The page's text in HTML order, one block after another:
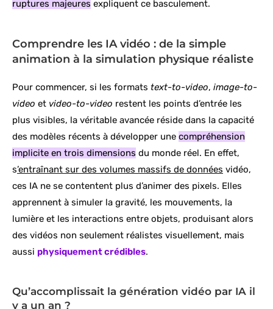
ruptures majeures expliquent ce basculement.
Comprendre les IA vidéo : de la simple
animation à la simulation physique réaliste
Pour commencer, si les formats text-to-video, image-to-
video et video-to-video restent les points d’entrée les
plus visibles, la véritable avancée réside dans la capacité
des modèles récents à développer une compréhension
implicite en trois dimensions du monde réel. En effet,
s’entraînant sur des volumes massifs de données vidéo,
ces IA ne se contentent plus d’animer des pixels. Elles
apprennent à simuler la gravité, les mouvements, la
lumière et les interactions entre objets, produisant alors
des vidéos non seulement réalistes visuellement, mais
aussi physiquement crédibles.
Qu’accomplissait la génération vidéo par IA il
y a un an ?